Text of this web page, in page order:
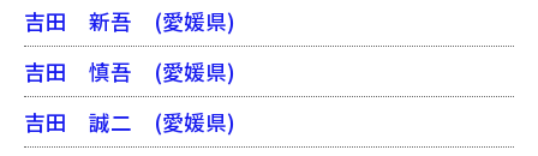
吉田 新吾 (愛媛県)
吉田 慎吾 (愛媛県)
吉田 誠二 (愛媛県)